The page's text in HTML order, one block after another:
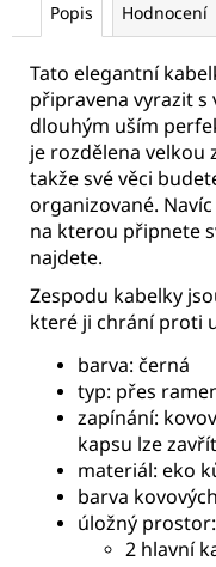
Popis Hodnocení
Tato elegantní
připravena vyrazit s
dlouhým uším
je rozdělena velkou
takže své věci
organizované.
na kterou připnete
najdete.
Zespodu kabelky
které ji chrání proti
barva: černá
typ: přes
zapínání:
kapsu lze
materiál: eko
barva
úložný prostor:
2 hlavní